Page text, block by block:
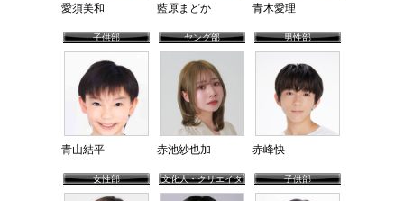
愛須美和 藍原まどか 青木愛理
子供部
青山結平
ヤング部
赤池紗也加
男性部
赤峰快
女性部
文化人・クリエイタ
ー
子供部